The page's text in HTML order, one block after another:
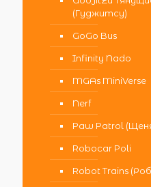
(Гуджитсу)
GoGo Bus
Infinity Nado
MGAs MiniVerse
Nerf
Paw Patrol
Robocar Poli
Robot Trains